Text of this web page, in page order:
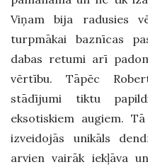
Viņam bija radusies
turpmākai baznīcas
dabas retumi arī
vērtību. Tāpēc
stādījumi tiktu
eksotiskiem augiem.
izveidojās unikāls
arvien vairāk iekļāva